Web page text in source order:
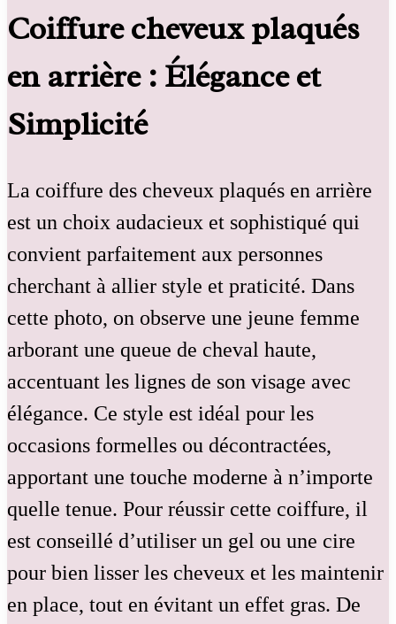
Coiffure cheveux plaqués
en arrière : Élégance et
Simplicité
La coiffure des cheveux plaqués en arrière
est un choix audacieux et sophistiqué qui
convient parfaitement aux personnes
cherchant à allier style et praticité. Dans
cette photo, on observe une jeune femme
arborant une queue de cheval haute,
accentuant les lignes de son visage avec
élégance. Ce style est idéal pour les
occasions formelles ou décontractées,
apportant une touche moderne à n’importe
quelle tenue. Pour réussir cette coiffure, il
est conseillé d’utiliser un gel ou une cire
pour bien lisser les cheveux et les maintenir
en place, tout en évitant un effet gras. De